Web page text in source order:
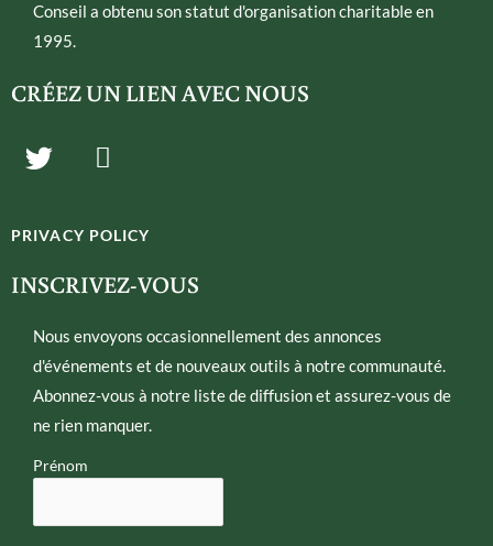
Conseil a obtenu son statut d'organisation charitable en
1995.
CRÉEZ UN LIEN AVEC NOUS
T
w
t
t
e
E
n
e
l
o
e
PRIVACY POLICY
INSCRIVEZ-VOUS
Nous envoyons occasionnellement des annonces
d'événements et de nouveaux outils à notre communauté.
Abonnez-vous à notre liste de diffusion et assurez-vous de
ne rien manquer.
Prénom